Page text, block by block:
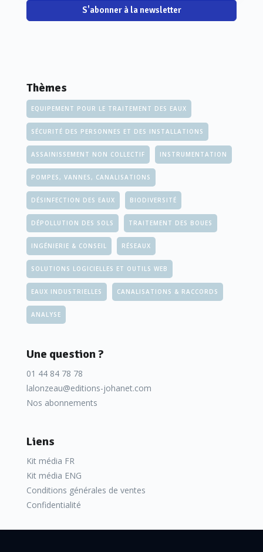
S'abonner à la newsletter
Thèmes
EQUIPEMENT POUR LE TRAITEMENT DES EAUX
SÉCURITÉ DES PERSONNES ET DES INSTALLATIONS
ASSAINISSEMENT NON COLLECTIF INSTRUMENTATION
POMPES, VANNES, CANALISATIONS
DÉSINFECTION DES EAUX BIODIVERSITÉ
DÉPOLLUTION DES SOLS TRAITEMENT DES BOUES
INGÉNIERIE & CONSEIL RÉSEAUX
SOLUTIONS LOGICIELLES ET OUTILS WEB
EAUX INDUSTRIELLES CANALISATIONS & RACCORDS
ANALYSE
Une question ?
01 44 84 78 78
lalonzeau@editions-johanet.com
Nos abonnements
Liens
Kit média FR
Kit média ENG
Conditions générales de ventes
Confidentialité